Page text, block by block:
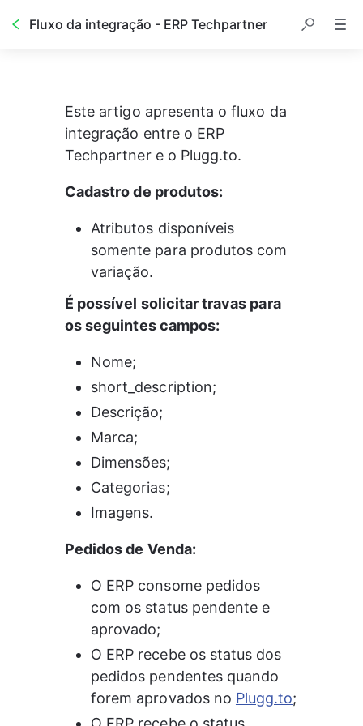
Fluxo da integração - ERP Techpartner
Este artigo apresenta o fluxo da
integração entre o ERP
Techpartner e o Plugg.to.
Cadastro de produtos:
Atributos disponíveis
somente para produtos com
variação.
É possível solicitar travas para
os seguintes campos:
Nome;
short_description;
Descrição;
Marca;
Dimensões;
Categorias;
Imagens.
Pedidos de Venda:
O ERP consome pedidos
com os status pendente e
aprovado;
O ERP recebe os status dos
pedidos pendentes quando
forem aprovados no Plugg.to;